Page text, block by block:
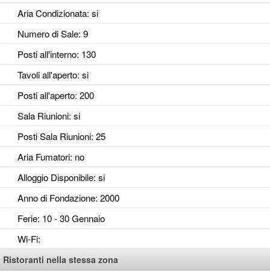
Aria Condizionata: si
Numero di Sale: 9
Posti all'interno: 130
Tavoli all'aperto: si
Posti all'aperto: 200
Sala Riunioni: si
Posti Sala Riunioni: 25
Aria Fumatori: no
Alloggio Disponibile: si
Anno di Fondazione: 2000
Ferie: 10 - 30 Gennaio
Wi-Fi:
Ristoranti nella stessa zona